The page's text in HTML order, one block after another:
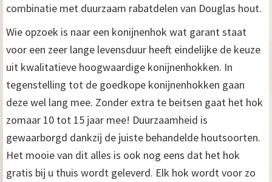
combinatie met duurzaam rabatdelen van Douglas hout.
Wie opzoek is naar een konijnenhok wat garant staat
voor een zeer lange levensduur heeft eindelijke de keuze
uit kwalitatieve hoogwaardige konijnenhokken. In
tegenstelling tot de goedkope konijnenhokken gaan
deze wel lang mee. Zonder extra te beitsen gaat het hok
zomaar 10 tot 15 jaar mee! Duurzaamheid is
gewaarborgd dankzij de juiste behandelde houtsoorten.
Het mooie van dit alles is ook nog eens dat het hok
gratis bij u thuis wordt geleverd. Elk hok wordt voor zo